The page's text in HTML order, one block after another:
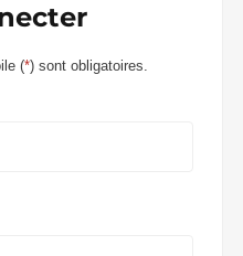
(*) sont obligatoires.